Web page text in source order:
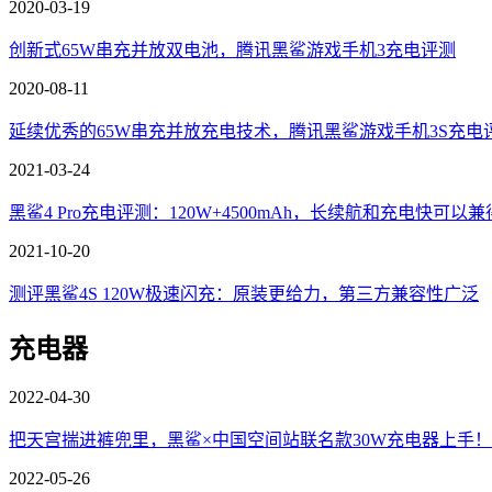
2020-03-19
创新式65W串充并放双电池，腾讯黑鲨游戏手机3充电评测
2020-08-11
延续优秀的65W串充并放充电技术，腾讯黑鲨游戏手机3S充电
2021-03-24
黑鲨4 Pro充电评测：120W+4500mAh，长续航和充电快可以兼
2021-10-20
测评黑鲨4S 120W极速闪充：原装更给力，第三方兼容性广泛
充电器
2022-04-30
把天宫揣进裤兜里，黑鲨×中国空间站联名款30W充电器上手！
2022-05-26